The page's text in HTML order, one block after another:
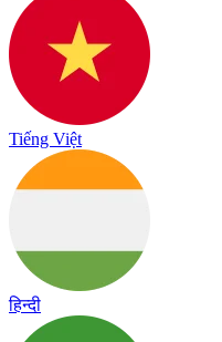
Tiếng Việt
हिन्दी